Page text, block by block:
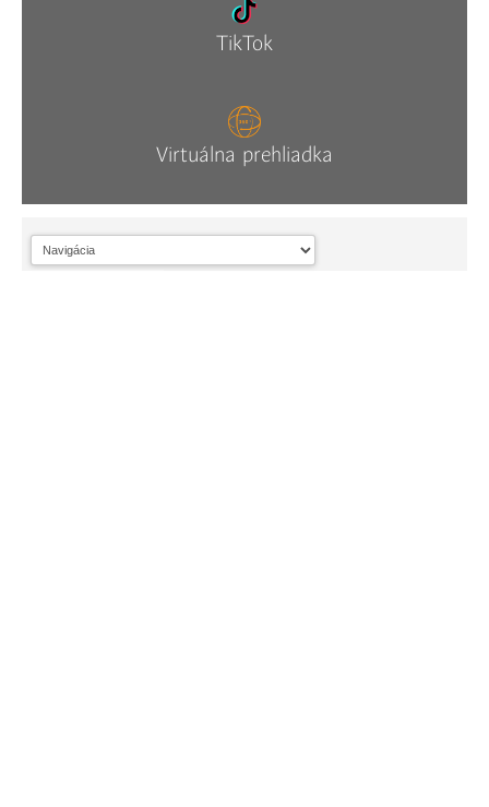
TikTok
Virtuálna prehliadka